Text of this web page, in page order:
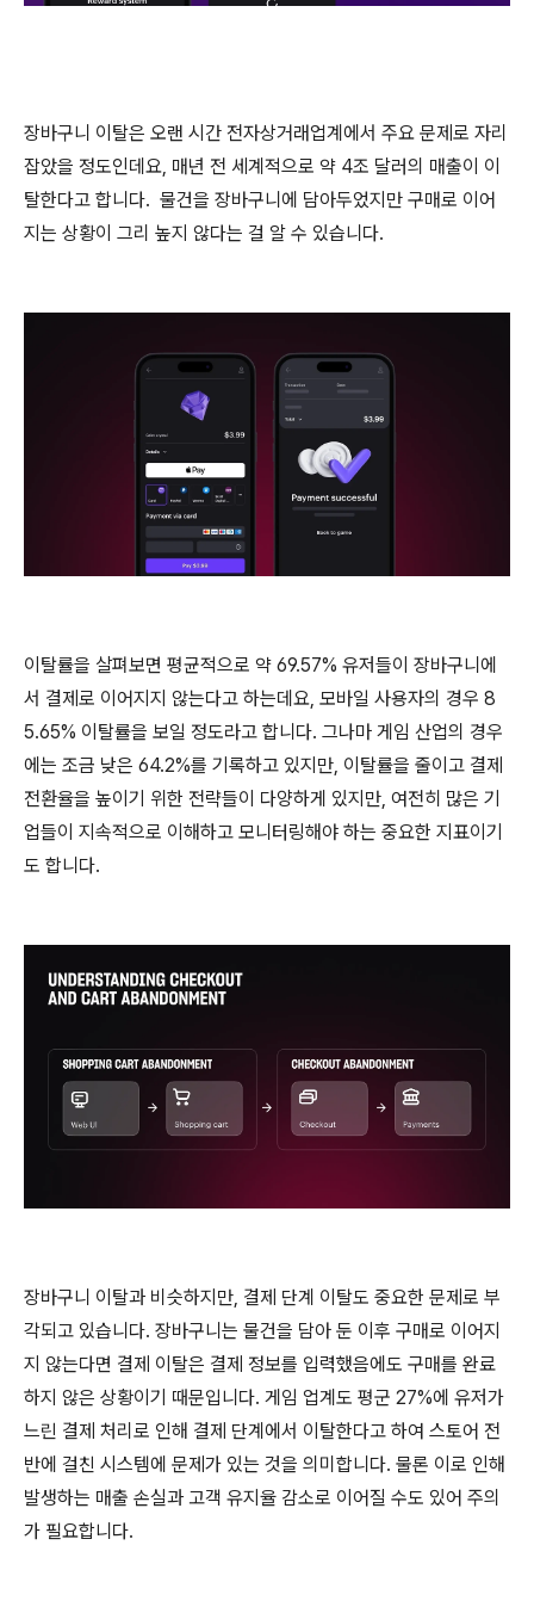
장바구니 이탈은 오랜 시간 전자상거래업계에서 주요 문제로 자리
잡았을 정도인데요, 매년 전 세계적으로 약 4조 달러의 매출이 이
탈한다고 합니다. 물건을 장바구니에 담아두었지만 구매로 이어
지는 상황이 그리 높지 않다는 걸 알 수 있습니다.
이탈률을 살펴보면 평균적으로 약 69.57% 유저들이 장바구니에
서 결제로 이어지지 않는다고 하는데요, 모바일 사용자의 경우 8
5.65% 이탈률을 보일 정도라고 합니다. 그나마 게임 산업의 경우
에는 조금 낮은 64.2%를 기록하고 있지만, 이탈률을 줄이고 결제
전환율을 높이기 위한 전략들이 다양하게 있지만, 여전히 많은 기
업들이 지속적으로 이해하고 모니터링해야 하는 중요한 지표이기
도 합니다.
장바구니 이탈과 비슷하지만, 결제 단계 이탈도 중요한 문제로 부
각되고 있습니다. 장바구니는 물건을 담아 둔 이후 구매로 이어지
지 않는다면 결제 이탈은 결제 정보를 입력했음에도 구매를 완료
하지 않은 상황이기 때문입니다. 게임 업계도 평군 27%에 유저가
느린 결제 처리로 인해 결제 단계에서 이탈한다고 하여 스토어 전
반에 걸친 시스템에 문제가 있는 것을 의미합니다. 물론 이로 인해
발생하는 매출 손실과 고객 유지율 감소로 이어질 수도 있어 주의
가 필요합니다.